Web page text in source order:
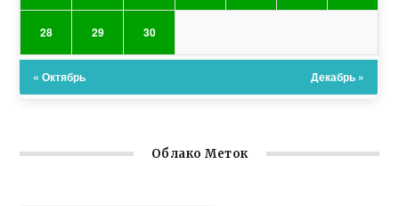
28 29 30
« Октябрь Декабрь »
Облако Меток